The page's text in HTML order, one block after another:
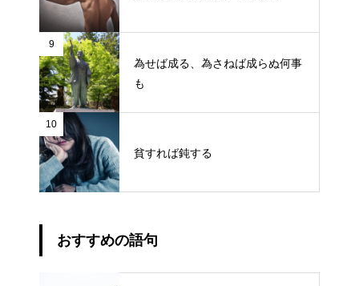
9
為せば成る、為さねば成らぬ何事
も
10
貧すれば鈍する
おすすめの語句